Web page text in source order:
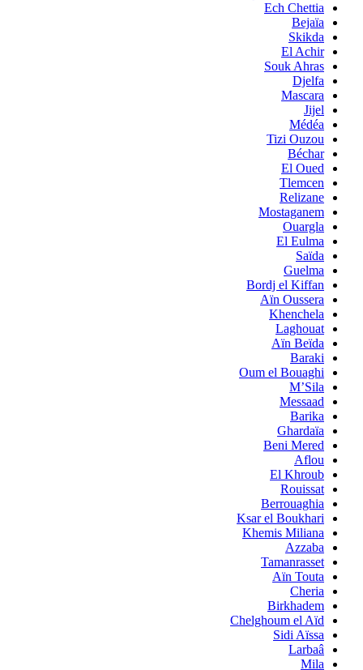
Ech Chettia
Bejaïa
Skikda
El Achir
Souk Ahras
Djelfa
Mascara
Jijel
Médéa
Tizi Ouzou
Béchar
El Oued
Tlemcen
Relizane
Mostaganem
Ouargla
El Eulma
Saïda
Guelma
Bordj el Kiffan
Aïn Oussera
Khenchela
Laghouat
Aïn Beïda
Baraki
Oum el Bouaghi
M’Sila
Messaad
Barika
Ghardaïa
Beni Mered
Aflou
El Khroub
Rouissat
Berrouaghia
Ksar el Boukhari
Khemis Miliana
Azzaba
Tamanrasset
Aïn Touta
Cheria
Birkhadem
Chelghoum el Aïd
Sidi Aïssa
Larbaâ
Mila